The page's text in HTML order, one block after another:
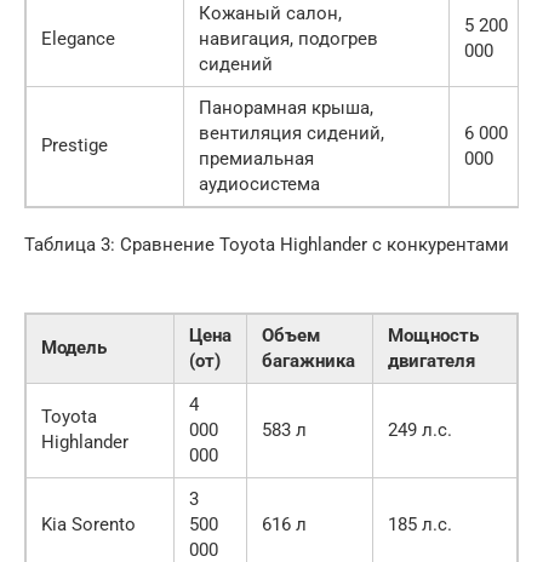
Elegance
Кожаный салон,
навигация, подогрев
сидений
5 200
000
Prestige
Панорамная крыша,
вентиляция сидений,
премиальная
аудиосистема
6 000
000
Таблица 3: Сравнение Toyota Highlander с конкурентами
Модель
Цена
(от)
Объем
багажника
Мощность
двигателя
Toyota
Highlander
4
000
000
583 л 249 л.с.
Kia Sorento
3
500
000
616 л 185 л.с.